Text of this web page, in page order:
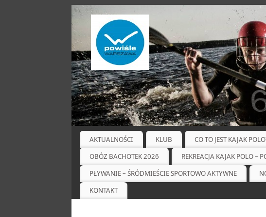
AKTUALNOŚCI KLUB CO TO JEST KAJAK
OBÓZ BACHOTEK 2026
REKREACJA KAJAK POLO –
PŁYWANIE – ŚRÓDMIEŚCIE SPORTOWO AKTYWNE
KONTAKT